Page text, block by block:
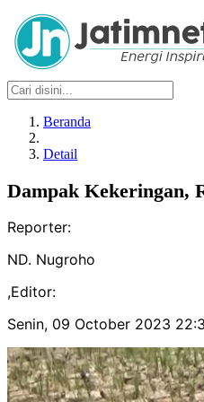
Beranda
Detail
Dampak Kekeringan,
Reporter:
ND. Nugroho
,Editor:
Senin, 09 October 2023